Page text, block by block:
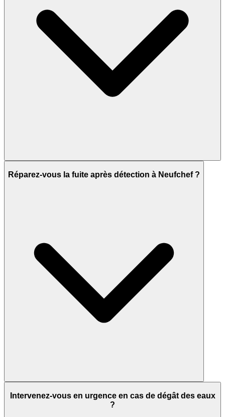
Réparez-vous la fuite après détection à Neufchef ?
Intervenez-vous en urgence en cas de dégât des eaux
?